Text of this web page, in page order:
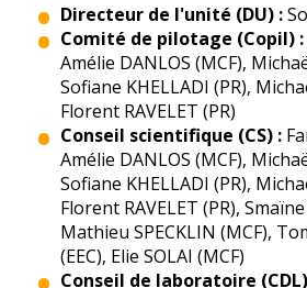
Directeur de l'unité (DU) :
Comité de pilotage (Copil) :
Amélie DANLOS (MCF),
Sofiane KHELLADI (PR),
Florent RAVELET (PR)
Conseil scientifique (CS) :
Amélie DANLOS (MCF),
Sofiane KHELLADI (PR),
Florent RAVELET (PR),
Mathieu SPECKLIN (MCF),
(EEC), Elie SOLAI (MCF)
Conseil de laboratoire